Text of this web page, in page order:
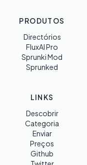
PRODUTOS
Directórios
FluxAI Pro
Sprunki Mod
Sprunked
LINKS
Descobrir
Categoria
Enviar
Preços
Github